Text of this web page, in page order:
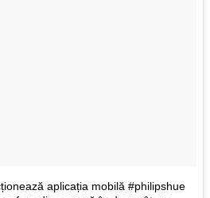
aplicația mobilă #philipshue